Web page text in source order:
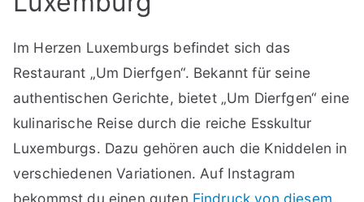
Im Herzen Luxemburgs befindet sich das
Restaurant „Um Dierfgen“. Bekannt für seine
authentischen Gerichte, bietet „Um Dierfgen“ eine
kulinarische Reise durch die reiche Esskultur
Luxemburgs. Dazu gehören auch die Kniddelen in
verschiedenen Variationen. Auf Instagram
bekommst du einen guten Eindruck von diesem